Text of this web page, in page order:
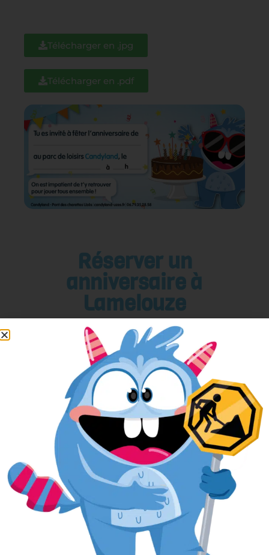
Télécharger en .jpg
Télécharger en .pdf
Réserver un
anniversaire à
Lamelouze
Pour réserver votre anniversaire
facilement, remplissez le formulaire ci-
après.
L’anniversaire sera alors réservé dans
notre planning, et si nous avons besoin
de vous contacter, nous aurons toutes
vos informations sous la main.